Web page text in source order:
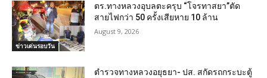
ข่าวเด่นรอบวัน
ตร.ทางหลวงอุบลตะครุบ “โจรทาสยา”ตัด
สายไฟกว่า 50 ครั้งเสียหาย 10 ล้าน
August 9, 2026
ตำรวจทางหลวงอยุธยา- ปส. สกัดรถกระบะตู้